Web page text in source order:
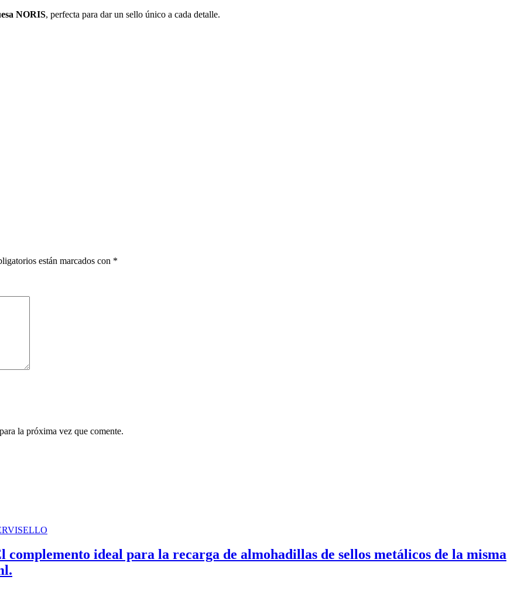
NORIS, perfecta para dar un sello único a cada detalle.
están marcados con *
la próxima vez que comente.
ideal para la recarga de almohadillas de sellos metálicos de la misma